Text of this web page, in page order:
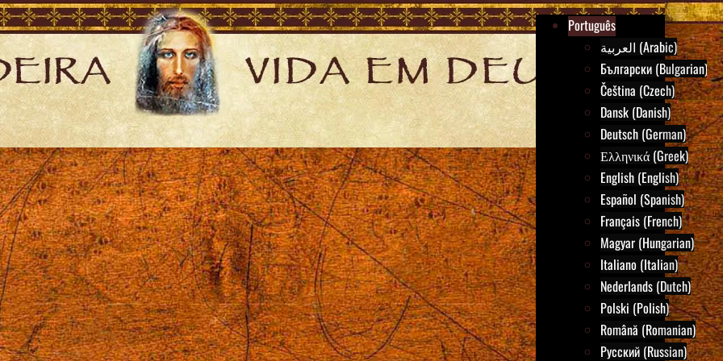
Português
العربية (Arabic)
Български (Bulgarian)
Čeština (Czech)
Dansk (Danish)
Deutsch (German)
Ελληνικά (Greek)
English (English)
Español (Spanish)
Français (French)
Magyar (Hungarian)
Italiano (Italian)
Nederlands (Dutch)
Polski (Polish)
Română (Romanian)
Русский (Russian)